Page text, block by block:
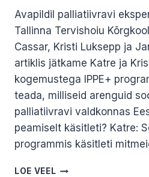
Avapildil palliatiivravi
Tallinna Tervishoiu
Cassar, Kristi Luksepp ja
artiklis jätkame Katre ja
kogemustega IPPE+
teada, milliseid arenguid
palliatiivravi valdkonnas
peamiselt käsitleti? Katre:
programmis käsitleti
LOE VEEL PALLIATIIVRAVI